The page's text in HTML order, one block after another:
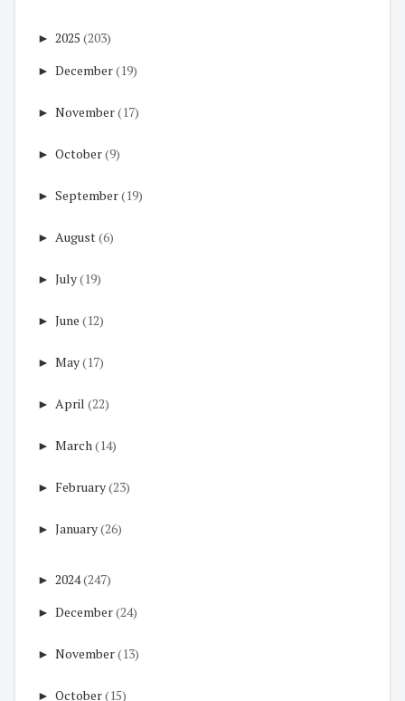
► 2025 (203)
► December(19)
► November(17)
► October(9)
► September(19)
► August(6)
► July(19)
► June (12)
► May(17)
► April (22)
► March (14)
► February(23)
► January(26)
► 2024(247)
► December(24)
► November(13)
► October(15)